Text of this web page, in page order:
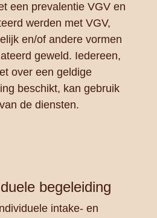
een prevalentie VGV en
werden met VGV,
en/of andere vormen
geweld. Iedereen,
over een geldige
beschikt, kan gebruik
de diensten.
begeleiding
intake- en